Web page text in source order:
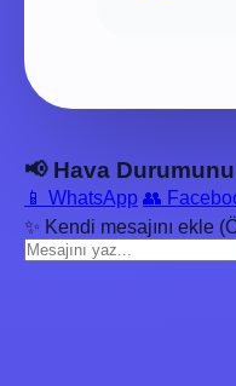
📢 Hava
📱 WhatsApp 👥
✨ Kendi mesajını ekle